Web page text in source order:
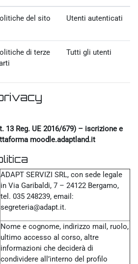
del sito Utenti autenticati
di terze
Tutti gli utenti
13 Reg. UE 2016/679) – iscrizione e
moodle.adaptland.it
ADAPT SERVIZI SRL, con sede legale
in Via Garibaldi, 7 – 24122 Bergamo,
tel. 035 248239, email:
segreteria@adapt.it.
Nome e cognome, indirizzo mail, ruolo,
ultimo accesso al corso, altre
informazioni che deciderà di
condividere all’interno del profilo